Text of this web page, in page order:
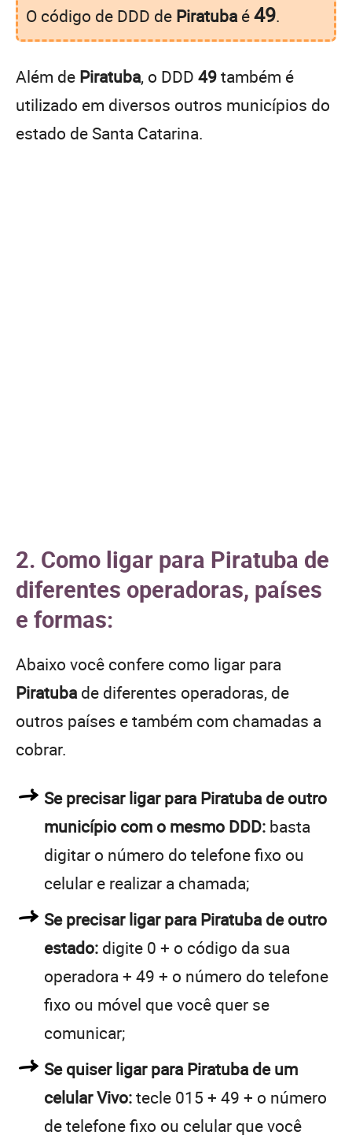
O código de DDD de Piratuba é49.
Além de Piratuba, o DDD 49também é
utilizado em diversos outros municípios do
estado de Santa Catarina.
2. Como ligar para Piratuba de
diferentes operadoras, países
e formas:
Abaixo você confere como ligar para
Piratuba de diferentes operadoras, de
outros países e também com chamadas a
cobrar.
Se precisar ligar para Piratuba de outro
município com o mesmo DDD: basta
digitar o número do telefone fixo ou
celular e realizar a chamada;
Se precisar ligar para Piratuba de outro
estado: digite 0 + o código da sua
operadora + 49 + o número do telefone
fixo ou móvel que você quer se
comunicar;
Se quiser ligar para Piratuba de um
celular Vivo:tecle 015 + 49 + o número
de telefone fixo ou celular que você